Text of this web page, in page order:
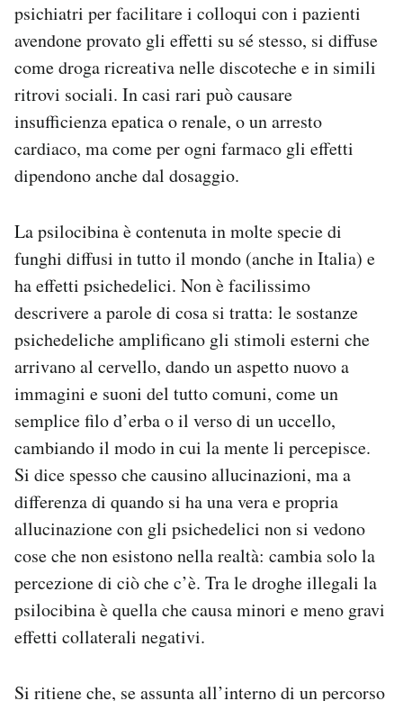
psichiatri per facilitare i colloqui con i pazienti
avendone provato gli effetti su sé stesso, si diffuse
come droga ricreativa nelle discoteche e in simili
ritrovi sociali. In casi rari può causare
insufficienza epatica o renale, o un arresto
cardiaco, ma come per ogni farmaco gli effetti
dipendono anche dal dosaggio.
La psilocibina è contenuta in molte specie di
funghi diffusi in tutto il mondo (anche in Italia) e
ha effetti psichedelici. Non è facilissimo
descrivere a parole di cosa si tratta: le sostanze
psichedeliche amplificano gli stimoli esterni che
arrivano al cervello, dando un aspetto nuovo a
immagini e suoni del tutto comuni, come un
semplice filo d’erba o il verso di un uccello,
cambiando il modo in cui la mente li percepisce.
Si dice spesso che causino allucinazioni, ma a
differenza di quando si ha una vera e propria
allucinazione con gli psichedelici non si vedono
cose che non esistono nella realtà: cambia solo la
percezione di ciò che c’è. Tra le droghe illegali la
psilocibina è quella che causa minori e meno gravi
effetti collaterali negativi.
Si ritiene che, se assunta all’interno di un percorso